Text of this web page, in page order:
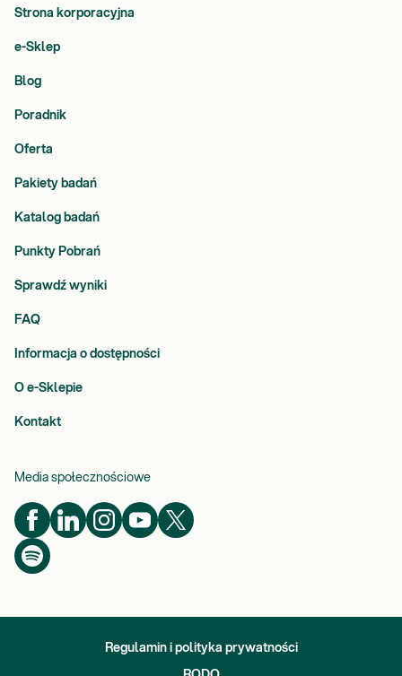
Strona korporacyjna
e-Sklep
Blog
Poradnik
Oferta
Pakiety badań
Katalog badań
Punkty Pobrań
Sprawdź wyniki
FAQ
Informacja o dostępności
O e-Sklepie
Kontakt
Media społecznościowe
Regulamin i polityka prywatności